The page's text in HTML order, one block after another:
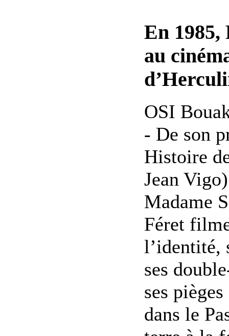
En 1985,
au
OSI
- De son
Histoire
Jean
Madame
Féret
l’identité,
ses
ses
dans le